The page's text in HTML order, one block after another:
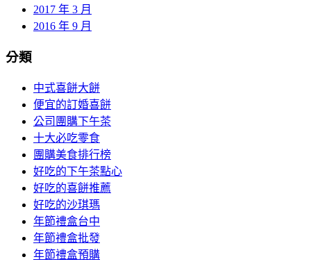
2017 年 3 月
2016 年 9 月
分類
中式喜餅大餅
便宜的訂婚喜餅
公司團購下午茶
十大必吃零食
團購美食排行榜
好吃的下午茶點心
好吃的喜餅推薦
好吃的沙琪瑪
年節禮盒台中
年節禮盒批發
年節禮盒預購